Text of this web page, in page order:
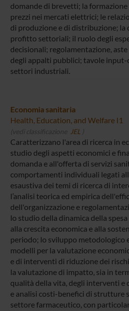
domande di brevetti; la
prezzi nei mercati elettrici; le
di produzione e di distribuzione; la
profitto settoriali; il ruolo degli
decisionali; regolamentazione,
degli appalti pubblici; tavole
settori industriali.
Economia sanitaria
Health, Education, and Welfare I1
(vedi classificazione JEL
Caratterizzano l'area di ricerca in
studio degli aspetti economici e
domanda e all'offerta di servizi
comportamenti individuali legati
esaustiva dei temi di ricerca di
l’analisi teorica ed empirica
dell'organizzazione e
lo studio della dinamica della
alla crescita economica e alla
periodo; lo sviluppo metodologico
modelli per la valutazione
e di interventi di riduzione dei
la valutazione di impatto, sia in
qualità della vita, degli interventi e
e analisi costi-benefici di strutture
settore farmaceutico, con